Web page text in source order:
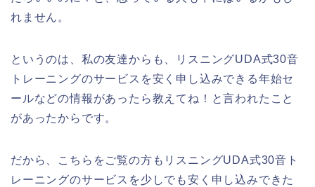
れません。
というのは、私の友達からも、リスニングUDA式30音
トレーニングのサービスを安く申し込みできる年始セ
ールなどの情報があったら教えてね！と言われたこと
があったからです。
だから、こちらをご覧の方もリスニングUDA式30音ト
レーニングのサービスを少しでも安く申し込みできた